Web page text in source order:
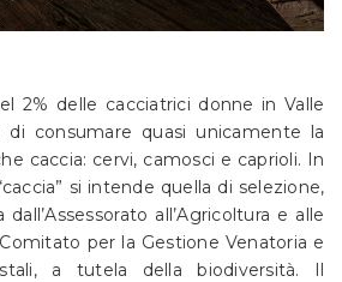
2% delle cacciatrici donne in Valle
di consumare quasi unicamente la
caccia: cervi, camosci e caprioli. In
si intende quella di selezione,
all’Agricoltura e alle
per la Gestione Venatoria e
a tutela della biodiversità. Il